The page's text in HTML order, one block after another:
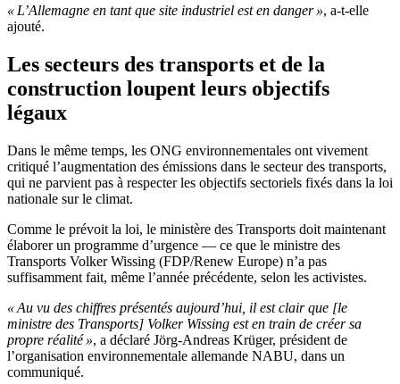
« L’Allemagne en tant que site industriel est en danger », a-t-elle
ajouté.
Les secteurs des transports et de la
construction loupent leurs objectifs
légaux
Dans le même temps, les ONG environnementales ont vivement
critiqué l’augmentation des émissions dans le secteur des transports,
qui ne parvient pas à respecter les objectifs sectoriels fixés dans la loi
nationale sur le climat.
Comme le prévoit la loi, le ministère des Transports doit maintenant
élaborer un programme d’urgence — ce que le ministre des
Transports Volker Wissing (FDP/Renew Europe) n’a pas
suffisamment fait, même l’année précédente, selon les activistes.
« Au vu des chiffres présentés aujourd’hui, il est clair que [le
ministre des Transports] Volker Wissing est en train de créer sa
propre réalité », a déclaré Jörg-Andreas Krüger, président de
l’organisation environnementale allemande NABU, dans un
communiqué.